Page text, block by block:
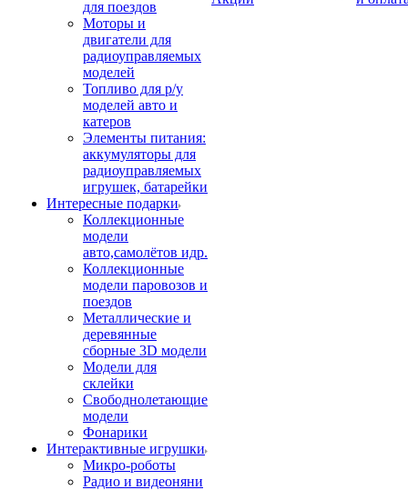
для поездов
Моторы и
двигатели для
радиоуправляемых
моделей
Топливо для р/у
моделей авто и
катеров
Элементы питания:
аккумуляторы для
радиоуправляемых
игрушек, батарейки
Интересные подарки
Коллекционные
модели
авто,самолётов идр.
Коллекционные
модели паровозов и
поездов
Металлические и
деревянные
сборные 3D модели
Модели для
склейки
Свободнолетающие
модели
Фонарики
Интерактивные игрушки
Микро-роботы
Радио и видеоняни